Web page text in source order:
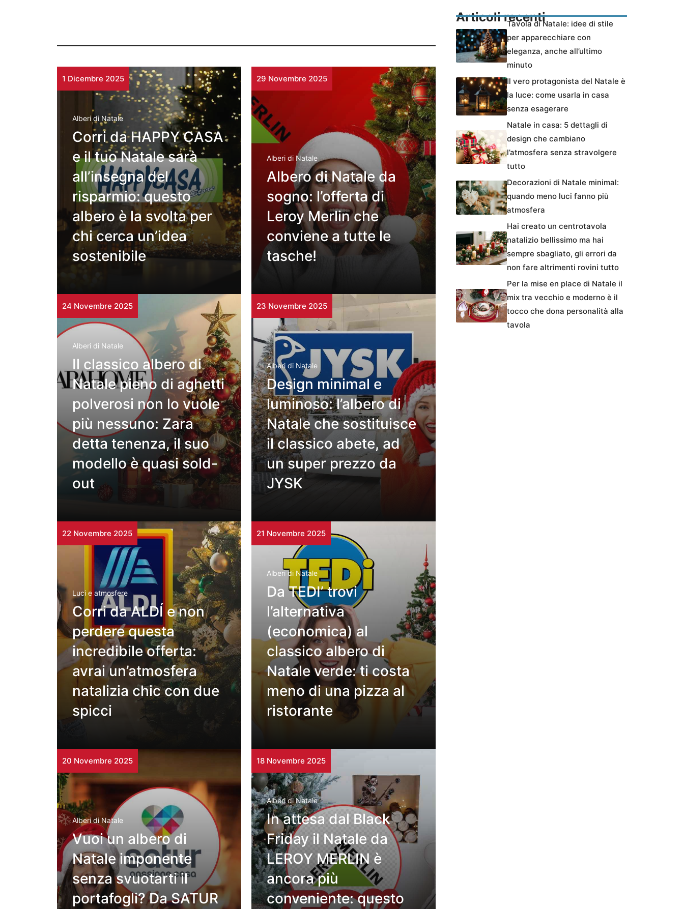
1 Dicembre 2025
Alberi di Natale
Corri da HAPPY CASA
e il tuo Natale sarà
all’insegna del
risparmio: questo
albero è la svolta per
chi cerca un’idea
sostenibile
29 Novembre 2025
Alberi di Natale
Albero di Natale da
sogno: l’offerta di
Leroy Merlin che
conviene a tutte le
tasche!
24 Novembre 2025
Alberi di Natale
Il classico albero di
Natale pieno di aghetti
polverosi non lo vuole
più nessuno: Zara
detta tenenza, il suo
modello è quasi sold-
out
23 Novembre 2025
Alberi di Natale
Design minimal e
luminoso: l’albero di
Natale che sostituisce
il classico abete, ad
un super prezzo da
JYSK
22 Novembre 2025
Luci e atmosfere
Corri da ALDÍ e non
perdere questa
incredibile offerta:
avrai un’atmosfera
natalizia chic con due
spicci
21 Novembre 2025
Alberi di Natale
Da TEDI’ trovi
l’alternativa
(economica) al
classico albero di
Natale verde: ti costa
meno di una pizza al
ristorante
20 Novembre 2025
Alberi di Natale
Vuoi un albero di
Natale imponente
senza svuotarti il
portafogli? Da SATUR
18 Novembre 2025
Alberi di Natale
In attesa dal Black
Friday il Natale da
LEROY MERLIN è
ancora più
conveniente: questo
Articoli recentiTavola di Natale: idee di stile
per apparecchiare con
eleganza, anche all’ultimo
minuto
Il vero protagonista del Natale è
la luce: come usarla in casa
senza esagerare
Natale in casa: 5 dettagli di
design che cambiano
l’atmosfera senza stravolgere
tutto
Decorazioni di Natale minimal:
quando meno luci fanno più
atmosfera
Hai creato un centrotavola
natalizio bellissimo ma hai
sempre sbagliato, gli errori da
non fare altrimenti rovini tutto
Per la mise en place di Natale il
mix tra vecchio e moderno è il
tocco che dona personalità alla
tavola